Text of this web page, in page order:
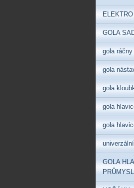
GOLA
gola
gola
gola
gola
gola
GOLA